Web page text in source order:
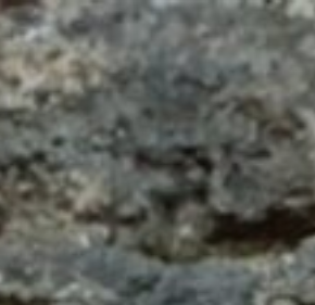
Salta
al
contenuto